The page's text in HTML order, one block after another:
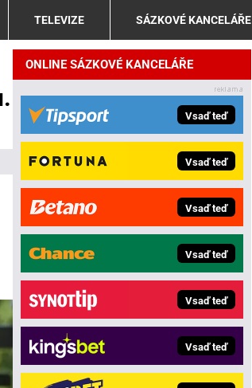
TELEVIZE SÁZKOVÉ KANCELÁŘE
ONLINE SÁZKOVÉ KANCELÁŘE
Vsaď teď
Vsaď teď
Vsaď teď
Vsaď teď
Vsaď teď
Vsaď teď